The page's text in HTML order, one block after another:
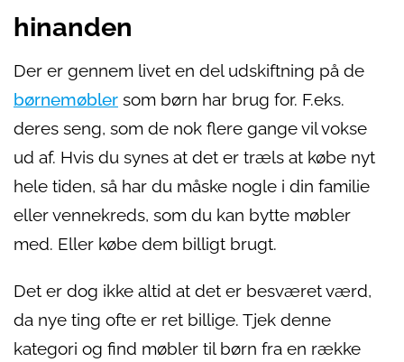
hinanden
Der er gennem livet en del udskiftning på de
børnemøbler som børn har brug for. F.eks.
deres seng, som de nok flere gange vil vokse
ud af. Hvis du synes at det er træls at købe nyt
hele tiden, så har du måske nogle i din familie
eller vennekreds, som du kan bytte møbler
med. Eller købe dem billigt brugt.
Det er dog ikke altid at det er besværet værd,
da nye ting ofte er ret billige. Tjek denne
kategori og find møbler til børn fra en række